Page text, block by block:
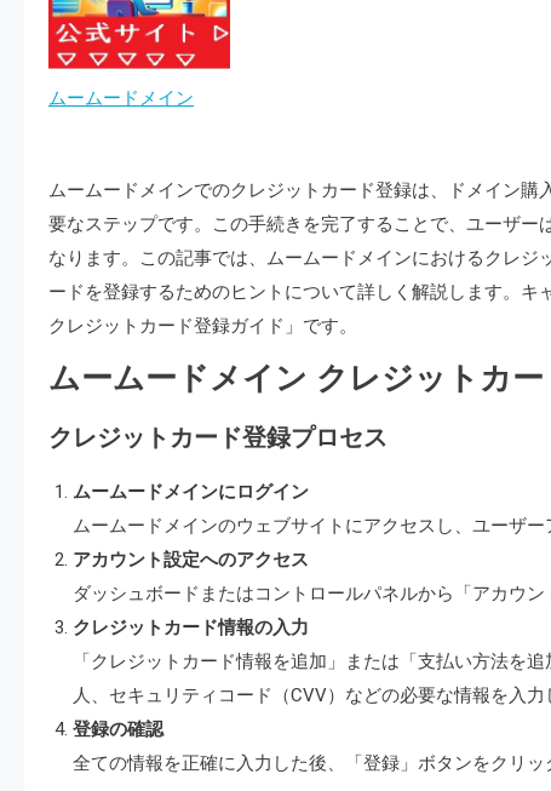
ムームードメイン
ムームードメインでのクレジットカード登録は、ドメイン
要なステップです。この手続きを完了することで、ユーザ
なります。この記事では、ムームードメインにおけるクレ
ードを登録するためのヒントについて詳しく解説します。
クレジットカード登録ガイド」です。
ムームードメイン クレジットカ
クレジットカード登録プロセス
ムームードメインにログイン
ムームードメインのウェブサイトにアクセスし、ユーザー
アカウント設定へのアクセス
ダッシュボードまたはコントロールパネルから「アカウ
クレジットカード情報の入力
「クレジットカード情報を追加」または「支払い方法を
人、セキュリティコード（CVV）などの必要な情報を入力
登録の確認
全ての情報を正確に入力した後、「登録」ボタンをクリ